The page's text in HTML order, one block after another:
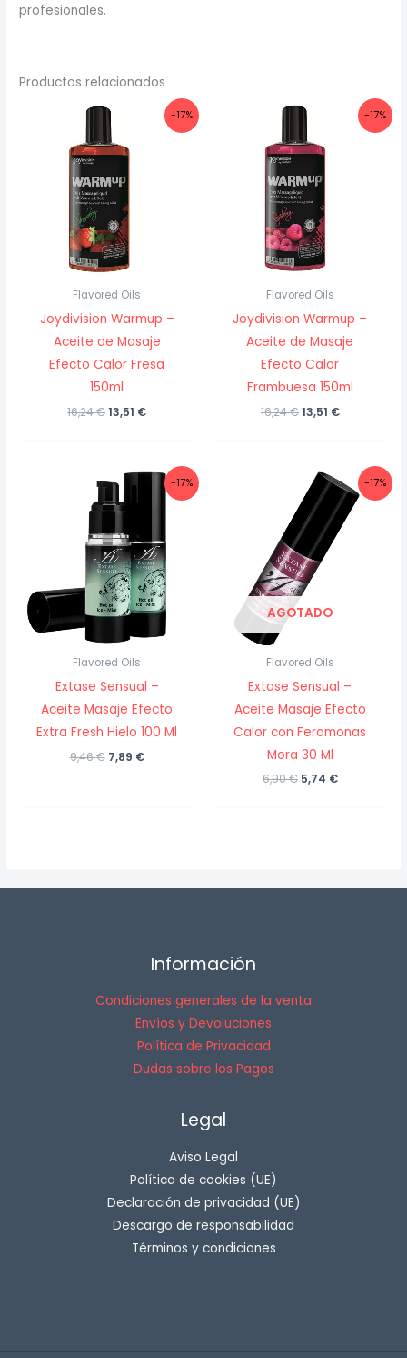
profesionales.
Productos relacionados
-17%
Flavored Oils
Joydivision Warmup –
Aceite de Masaje
Efecto Calor Fresa
150ml
16,24€El
16,24 €.
13,51 €El
13,51 €.
-17%
Flavored Oils
Joydivision Warmup –
Aceite de Masaje
Efecto Calor
Frambuesa 150ml
16,24€El
16,24 €.
13,51 €El
13,51 €.
-17%
Flavored Oils
Extase Sensual –
Aceite Masaje Efecto
Extra Fresh Hielo 100 Ml
9,46€ El
7,89 €El
-17%
AGOTADO
Flavored Oils
Extase Sensual –
Aceite Masaje Efecto
Calor con Feromonas
Mora 30 Ml
6,90€ El
5,74 €El
Información
Condiciones generales de la venta
Envíos y Devoluciones
Política de Privacidad
Dudas sobre los Pagos
Legal
Aviso Legal
Política de cookies (UE)
Declaración de privacidad (UE)
Descargo de responsabilidad
Términos y condiciones